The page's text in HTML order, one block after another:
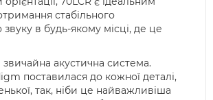
стабільного
звуку в будь-якому місці, де це
акустична система.
поставилася до кожної деталі,
так, ніби це найважливіша